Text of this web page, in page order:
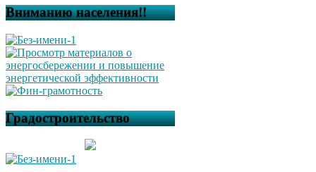
Вниманию населения!!
Градостроительство